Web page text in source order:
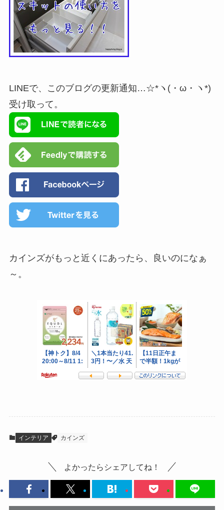
LINEで、このブログの更新通知…☆*ヽ(・ω・ヽ*)
受け取って。
カインズがもっと近くにあったら、良いのになぁ
～。
インテリア カインズ
よかったらシェアしてね！